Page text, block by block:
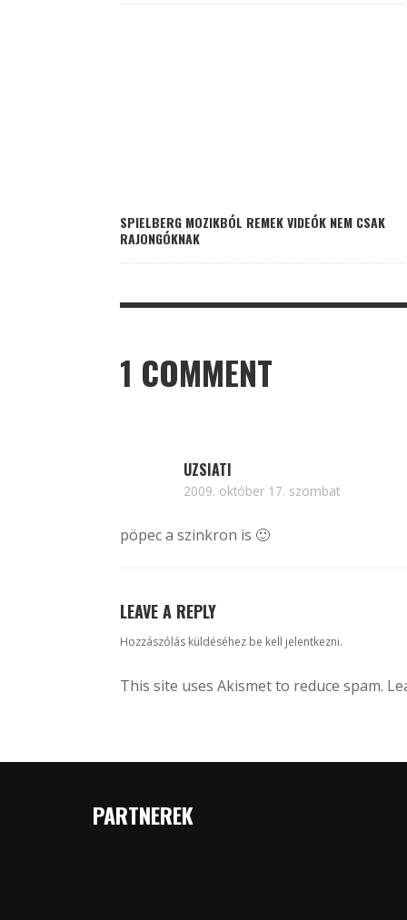
SPIELBERG MOZIKBÓL REMEK VIDEÓK NEM CSAK
RAJONGÓKNAK
1 COMMENT
UZSIATI
2009. október 17. szombat
pöpec a szinkron is 🙂
LEAVE A REPLY
Hozzászólás küldéséhez be kell jelentkezni.
This site uses Akismet to reduce spam.
PARTNEREK